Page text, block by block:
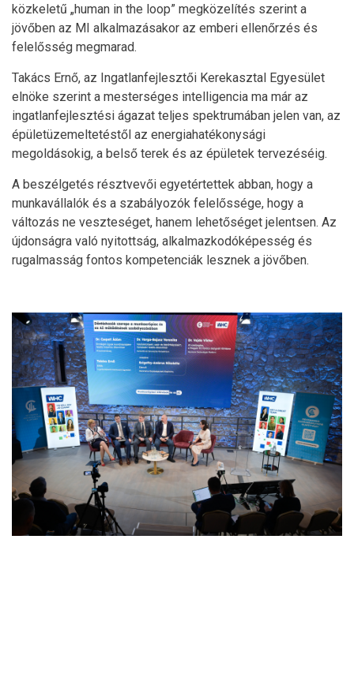
közkeletű „human in the loop” megközelítés szerint a
jövőben az MI alkalmazásakor az emberi ellenőrzés és
felelősség megmarad.
Takács Ernő, az Ingatlanfejlesztői Kerekasztal Egyesület
elnöke szerint a mesterséges intelligencia ma már az
ingatlanfejlesztési ágazat teljes spektrumában jelen van, az
épületüzemeltetéstől az energiahatékonysági
megoldásokig, a belső terek és az épületek tervezéséig.
A beszélgetés résztvevői egyetértettek abban, hogy a
munkavállalók és a szabályozók felelőssége, hogy a
változás ne veszteséget, hanem lehetőséget jelentsen. Az
újdonságra való nyitottság, alkalmazkodóképesség és
rugalmasság fontos kompetenciák lesznek a jövőben.